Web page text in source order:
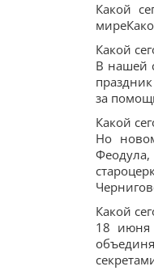
Какой
Какой
В нашей
за
Какой
Но
Какой
18 июня